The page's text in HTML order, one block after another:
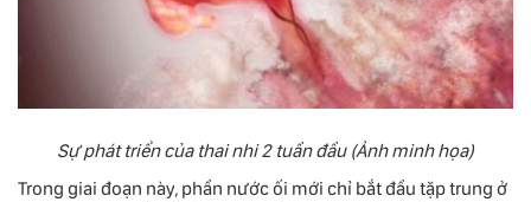
Sự phát triển của thai nhi 2 tuần đầu (Ảnh minh họa)
Trong giai đoạn này, phần nước ối mới chỉ bắt đầu tặp trung ở